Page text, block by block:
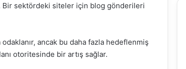
sektördeki siteler için blog gönderileri
ancak bu daha fazla hedeflenmiş
otoritesinde bir artış sağlar.